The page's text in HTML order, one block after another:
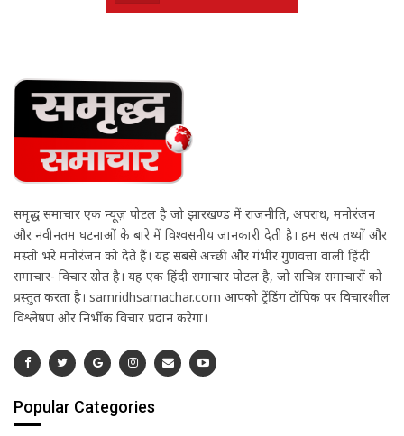
समृद्ध समाचार एक न्यूज़ पोर्टल है जो झारखण्ड में राजनीति, अपराध, मनोरंजन
और नवीनतम घटनाओं के बारे में विश्वसनीय जानकारी देती है। हम सत्य तथ्यों और
मस्ती भरे मनोरंजन को देते हैं। यह सबसे अच्छी और गंभीर गुणवत्ता वाली हिंदी
समाचार- विचार स्रोत है। यह एक हिंदी समाचार पोर्टल है, जो सचित्र समाचारों को
प्रस्तुत करता है। samridhsamachar.com आपको ट्रेंडिंग टॉपिक पर विचारशील
विश्लेषण और निर्भीक विचार प्रदान करेगा।
Popular Categories